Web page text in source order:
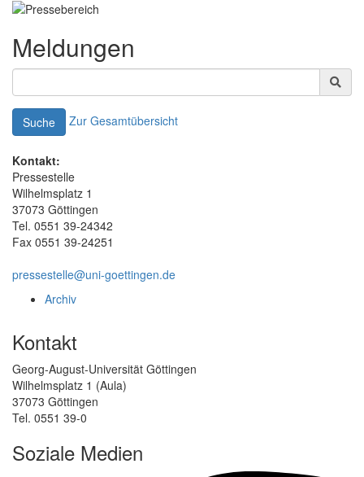
Meldungen
Suche Zur Gesamtübersicht
Kontakt:
Pressestelle
Wilhelmsplatz 1
37073 Göttingen
Tel. 0551 39-24342
Fax 0551 39-24251
pressestelle@uni-goettingen.de
Archiv
Kontakt
Georg-August-Universität Göttingen
Wilhelmsplatz 1 (Aula)
37073 Göttingen
Tel. 0551 39-0
Soziale Medien